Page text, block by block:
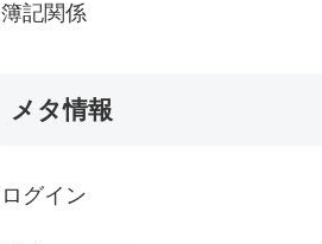
簿記関係
メタ情報
ログイン